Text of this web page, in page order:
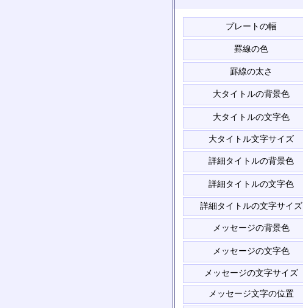
プレートの幅
罫線の色
罫線の太さ
大タイトルの背景色
大タイトルの文字色
大タイトル文字サイズ
詳細タイトルの背景色
詳細タイトルの文字色
詳細タイトルの文字サイズ
メッセージの背景色
メッセージの文字色
メッセージの文字サイズ
メッセージ文字の位置